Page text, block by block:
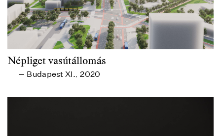
Népliget vasútállomás
— Budapest XI., 2020